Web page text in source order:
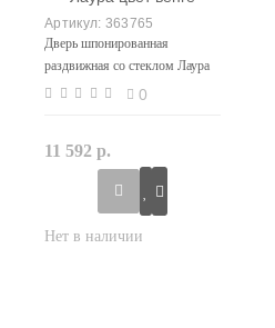
363765
Дверь шпонированная
раздвижная со стеклом Лаура
цвет венге
0
11 592 р.